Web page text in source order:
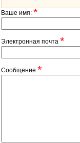
Ваше имя:*
Электронная почта *
Сообщение *